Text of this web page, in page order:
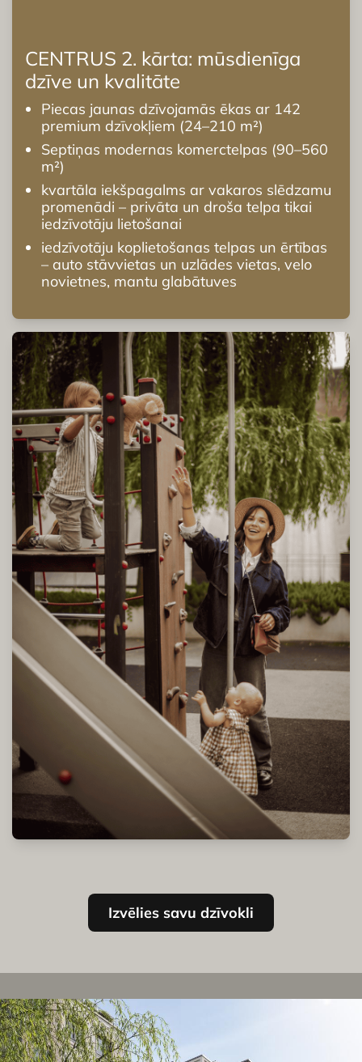
CENTRUS 2. kārta: mūsdienīga
dzīve un kvalitāte
Piecas jaunas dzīvojamās ēkas ar 142
premium dzīvokļiem (24–210 m²)
Septiņas modernas komerctelpas (90–560
m²)
kvartāla iekšpagalms ar vakaros slēdzamu
promenādi – privāta un droša telpa tikai
iedzīvotāju lietošanai
iedzīvotāju koplietošanas telpas un ērtības
– auto stāvvietas un uzlādes vietas, velo
novietnes, mantu glabātuves
Izvēlies savu dzīvokli